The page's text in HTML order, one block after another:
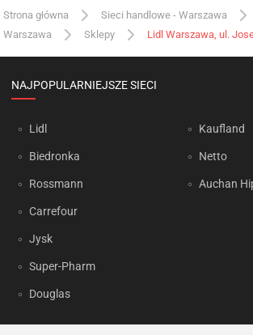
Strona główna Sieci handlowe - Warszawa
Warszawa
Sklepy Lidl Warszawa, ul.
NAJPOPULARNIEJSZE SIECI
Lidl
Biedronka
Rossmann
Carrefour
Jysk
Super-Pharm
Douglas
Kaufland
Netto
Auchan